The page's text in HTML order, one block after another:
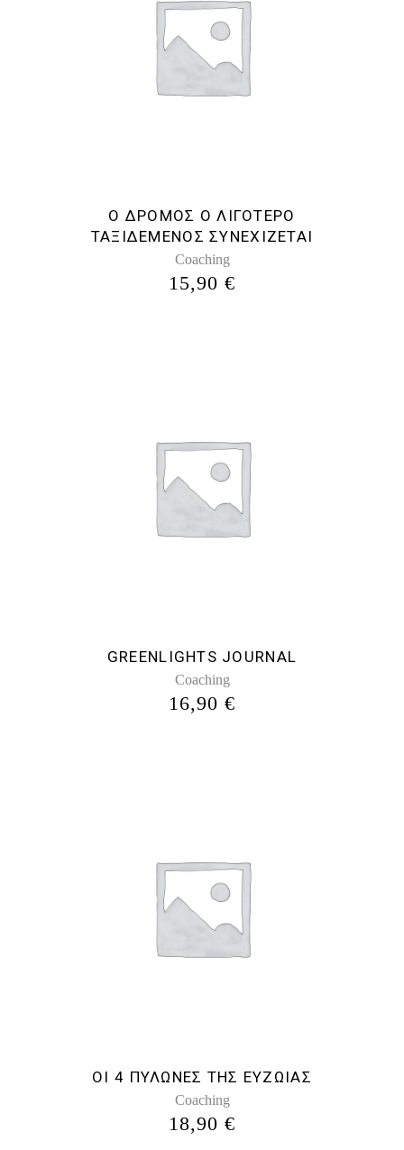
Ο ΔΡΟΜΟΣ Ο ΛΙΓΟΤΕΡΟ
ΤΑΞΙΔΕΜΕΝΟΣ ΣΥΝΕΧΙΖΕΤΑΙ
Coaching
15,90€
GREENLIGHTS JOURNAL
Coaching
16,90€
ΟΙ 4 ΠΥΛΩΝΕΣ ΤΗΣ ΕΥΖΩΙΑΣ
Coaching
18,90€